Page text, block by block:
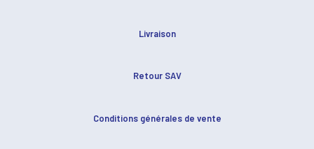
Livraison
Retour SAV
Conditions générales de vente